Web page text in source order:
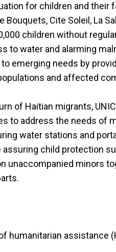
for children and their
Bouquets, Cite Soleil, La
children without
to water and alarming
emerging needs by
and affected
of Haitian migrants,
to address the needs of
water stations and
assuring child protection
unaccompanied minors
humanitarian assistance